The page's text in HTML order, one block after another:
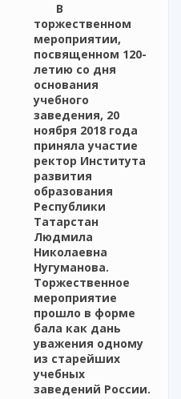
В
торжественном
мероприятии,
посвященном 120-
летию со дня
основания
учебного
заведения, 20
ноября 2018 года
приняла участие
ректор Института
развития
образования
Республики
Татарстан
Людмила
Николаевна
Нугуманова.
Торжественное
мероприятие
прошло в форме
бала как дань
уважения одному
из старейших
учебных
заведений России.